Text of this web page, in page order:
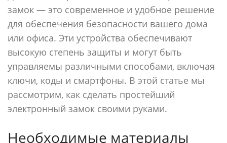
замок — это современное и удобное решение
для обеспечения безопасности вашего дома
или офиса. Эти устройства обеспечивают
высокую степень защиты и могут быть
управляемы различными способами, включая
ключи, коды и смартфоны. В этой статье мы
рассмотрим, как сделать простейший
электронный замок своими руками.
Необходимые материалы